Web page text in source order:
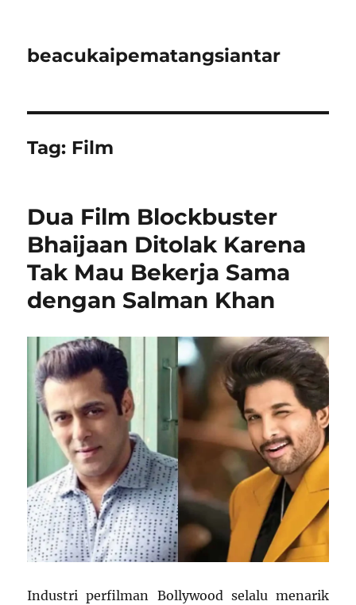
beacukaipematangsiantar
Tag: Film
Dua Film Blockbuster
Bhaijaan Ditolak Karena
Tak Mau Bekerja Sama
dengan Salman Khan
Industri perfilman Bollywood selalu menarik